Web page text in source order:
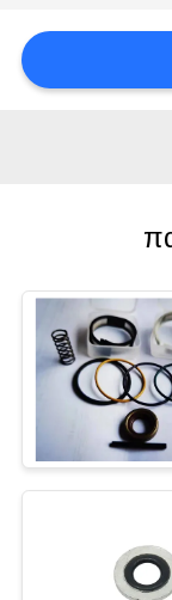
ΕΙΔΉΣΕΙΣ
PRIVACY